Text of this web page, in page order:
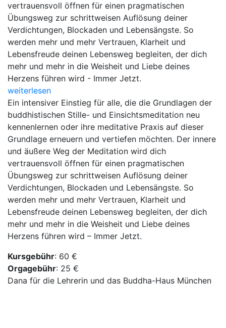
vertrauensvoll öffnen für einen pragmatischen
Übungsweg zur schrittweisen Auflösung deiner
Verdichtungen, Blockaden und Lebensängste. So
werden mehr und mehr Vertrauen, Klarheit und
Lebensfreude deinen Lebensweg begleiten, der dich
mehr und mehr in die Weisheit und Liebe deines
Herzens führen wird - Immer Jetzt.
weiterlesen
Ein intensiver Einstieg für alle, die die Grundlagen der
buddhistischen Stille- und Einsichtsmeditation neu
kennenlernen oder ihre meditative Praxis auf dieser
Grundlage erneuern und vertiefen möchten. Der innere
und äußere Weg der Meditation wird dich
vertrauensvoll öffnen für einen pragmatischen
Übungsweg zur schrittweisen Auflösung deiner
Verdichtungen, Blockaden und Lebensängste. So
werden mehr und mehr Vertrauen, Klarheit und
Lebensfreude deinen Lebensweg begleiten, der dich
mehr und mehr in die Weisheit und Liebe deines
Herzens führen wird – Immer Jetzt.
Kursgebühr: 60 €
Orgagebühr: 25 €
Dana für die Lehrerin und das Buddha-Haus München